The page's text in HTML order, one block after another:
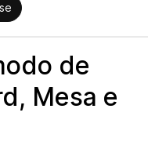
de
Mesa e